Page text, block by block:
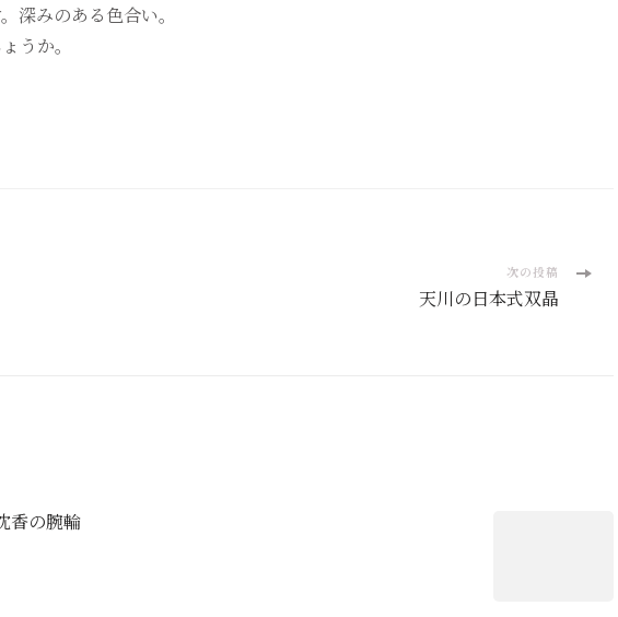
深みのある色合い。
うか。
次の投稿
天川の日本式双晶
香の腕輪